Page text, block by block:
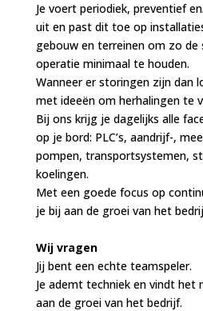
Je voert periodiek, preventief
uit en past dit toe op
gebouw en terreinen om zo
operatie minimaal te houden.
Wanneer er storingen zijn dan
met ideeën om herhalingen te
Bij ons krijg je dagelijks alle
op je bord: PLC’s, aandrijf-,
pompen, transportsystemen,
koelingen.
Met een goede focus op
je bij aan de groei van het
Wij vragen
Jij bent een echte teamspeler.
Je ademt techniek en vindt
aan de groei van het bedrijf.